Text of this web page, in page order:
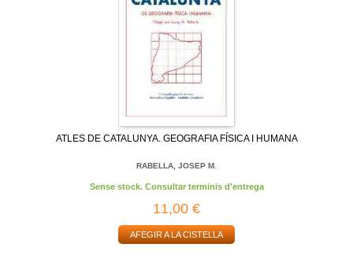
ATLES DE CATALUNYA. GEOGRAFIA FÍSICA I HUMANA
RABELLA, JOSEP M.
Sense stock. Consultar terminis d'entrega
11,00 €
AFEGIR A LA CISTELLA